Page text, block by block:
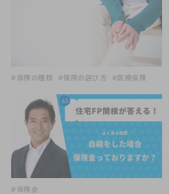
#保険の種類 #保険の選び方 #医療保険
#保険金